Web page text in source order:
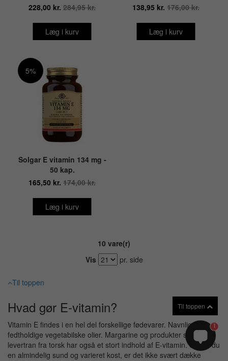
228,00 kr. 284,95 kr.
Læg i kurv
138,95 kr. 176,00 kr.
Læg i kurv
5%
Solgar E vitamin 134 mg -
50 kap.
165,50 kr. 174,00 kr.
Læg i kurv
10 vare(r)
Vis
pr. side
Til toppen
Hvad gør E-vitamin?
Vitamin E findes i en hel del forskellige fødevarer. Navnlig i de
fedtholdige vegetabilske olier. Margarine og produkter som
levertran fra torsk har også et stort indhold af E-vitamin. Spiser du
en almindelig sund og varieret kost, er det ikke svært dække
Til toppen
1